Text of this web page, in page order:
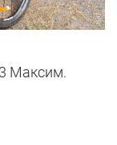
Максим.